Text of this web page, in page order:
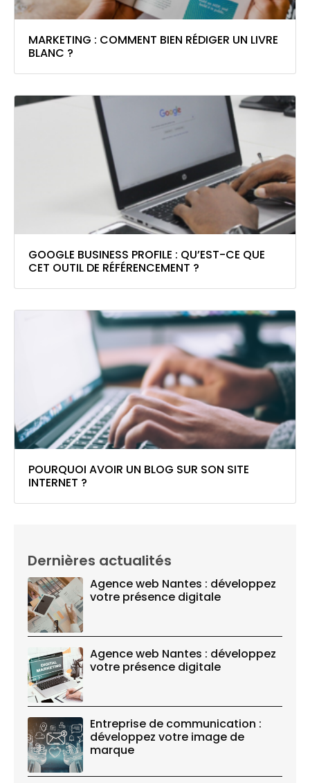
MARKETING : COMMENT BIEN RÉDIGER UN LIVRE
BLANC ?
GOOGLE BUSINESS PROFILE : QU’EST-CE QUE
CET OUTIL DE RÉFÉRENCEMENT ?
POURQUOI AVOIR UN BLOG SUR SON SITE
INTERNET ?
Dernières actualités
Agence web Nantes : développez
votre présence digitale
Agence web Nantes : développez
votre présence digitale
Entreprise de communication :
développez votre image de
marque